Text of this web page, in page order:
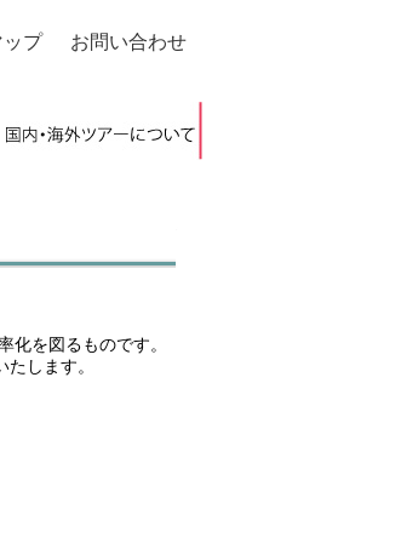
プ お問い合わせ
を図るものです。
します。